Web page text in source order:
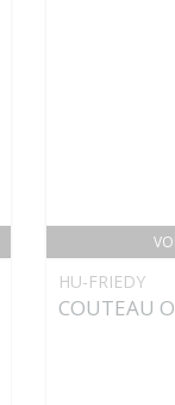
HU-FRIEDY
COUTEAU